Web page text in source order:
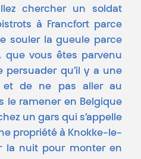
chercher un soldat
à Francfort parce
souler la gueule parce
que vous êtes parvenu
qu’il y a une
et de ne pas aller au
le ramener en Belgique
un gars qui s’appelle
propriété à Knokke-le-
la nuit pour monter en